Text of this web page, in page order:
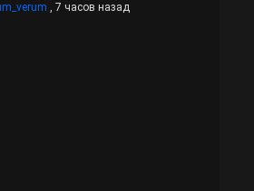
,7 часов назад